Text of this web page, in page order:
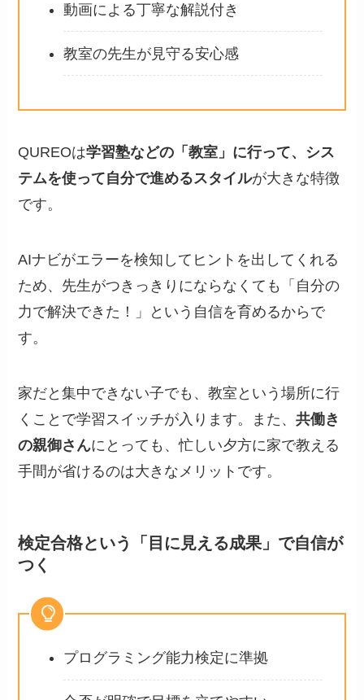
動画による丁寧な解説付き
教室の先生が見守る安心感
QUREOは学習塾などの「教室」に行って、シス
テムを使って自分で進めるスタイルが大きな特徴
です。
AIナビがエラーを検知してヒントを出してくれる
ため、先生がつきっきりにならなくても「自分の
力で解決できた！」という自信を育めるからで
す。
家だと集中できない子でも、教室という場所に行
くことで学習スイッチが入ります。また、共働き
の親御さんにとっても、忙しい夕方に家で教える
手間が省けるのは大きなメリットです。
検定合格という「目に見える成果」で自信が
つく
プログラミング能力検定に準拠